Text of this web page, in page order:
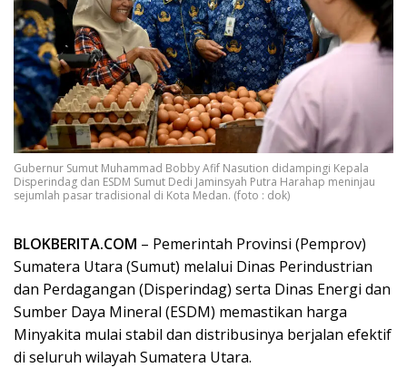
Gubernur Sumut Muhammad Bobby Afif Nasution didampingi Kepala
Disperindag dan ESDM Sumut Dedi Jaminsyah Putra Harahap meninjau
sejumlah pasar tradisional di Kota Medan. (foto : dok)
BLOKBERITA.COM – Pemerintah Provinsi (Pemprov)
Sumatera Utara (Sumut) melalui Dinas Perindustrian
dan Perdagangan (Disperindag) serta Dinas Energi dan
Sumber Daya Mineral (ESDM) memastikan harga
Minyakita mulai stabil dan distribusinya berjalan efektif
di seluruh wilayah Sumatera Utara.